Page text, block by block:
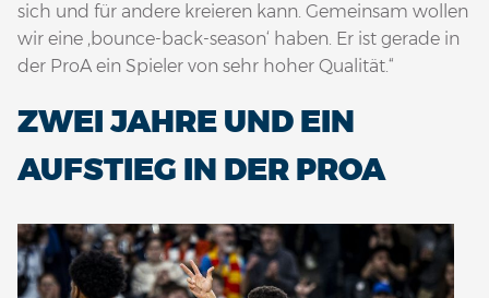
sich und für andere kreieren kann. Gemeinsam wollen
wir eine ‚bounce-back-season‘ haben. Er ist gerade in
der ProA ein Spieler von sehr hoher Qualität.“
ZWEI JAHRE UND EIN
AUFSTIEG IN DER PROA